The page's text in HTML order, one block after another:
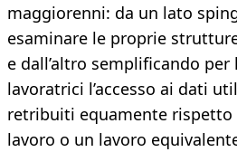
maggiorenni: da un lato
esaminare le proprie
e dall’altro semplificando
lavoratrici l’accesso ai dati
retribuiti equamente rispetto
lavoro o un lavoro